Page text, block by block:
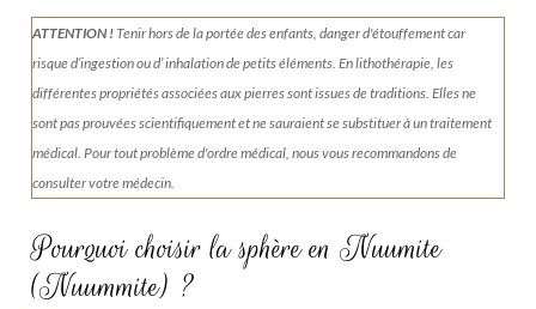
ATTENTION !Tenirhors de la portée des enfants, danger d'étouffement car
risque d’ingestion ou d’ inhalation de petits éléments.En lithothérapie, les
différentes propriétés associées aux pierres sont issues de traditions. Elles ne
sont pas prouvées scientifiquement et ne sauraient se substituer à un traitement
médical. Pour tout problème d'ordre médical, nous vous recommandons de
consulter votre médecin.
Pourquoi choisir la sphère en Nuumite
(Nuummite) ?